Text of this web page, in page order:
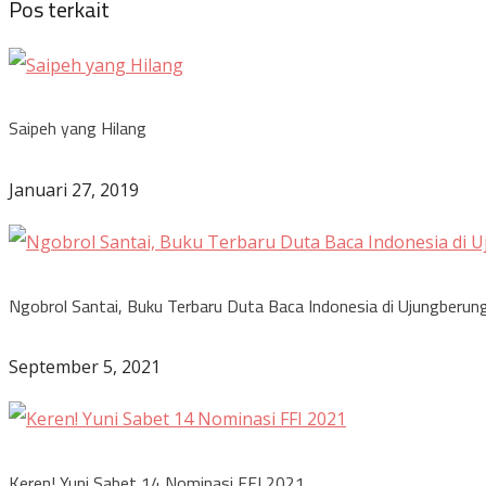
Pos terkait
Saipeh yang Hilang
Januari 27, 2019
Ngobrol Santai, Buku Terbaru Duta Baca Indonesia di
September 5, 2021